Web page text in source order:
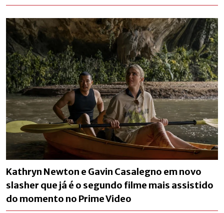
Kathryn Newton e Gavin Casalegno em novo
slasher que já é o segundo filme mais assistido
do momento no Prime Video